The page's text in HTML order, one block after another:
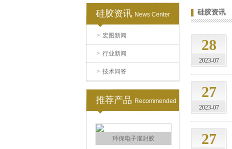
硅胶资讯 News Center
> 宏图新闻
> 行业新闻
> 技术问答
推荐产品 Recommended
电子灌封胶
环保电子灌封胶
硅胶资讯
28
2023-07
27
2023-07
27